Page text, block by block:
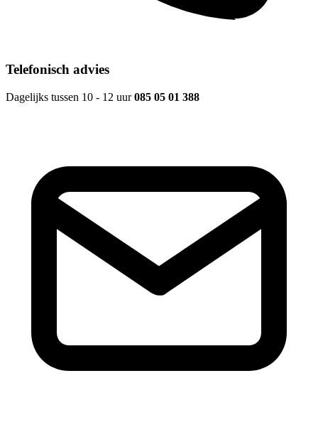
Telefonisch advies
Dagelijks tussen 10 - 12 uur085 05 01 388